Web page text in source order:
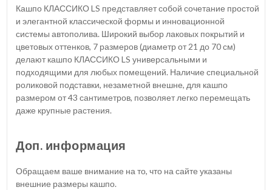
Кашпо КЛАССИКО LS представляет собой сочетание простой
и элегантной классической формы и инновационной
системы автополива. Широкий выбор лаковых покрытий и
цветовых оттенков, 7 размеров (диаметр от 21 до 70 см)
делают кашпо КЛАССИКО LS универсальными и
подходящими для любых помещений. Наличие специальной
роликовой подставки, незаметной внешне, для кашпо
размером от 43 сантиметров, позволяет легко перемещать
даже крупные растения.
Доп. информация
Обращаем ваше внимание на то, что на сайте указаны
внешние размеры кашпо.